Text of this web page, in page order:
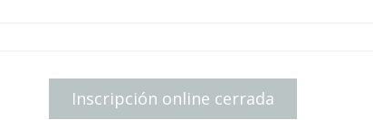
Inscripción online cerrada